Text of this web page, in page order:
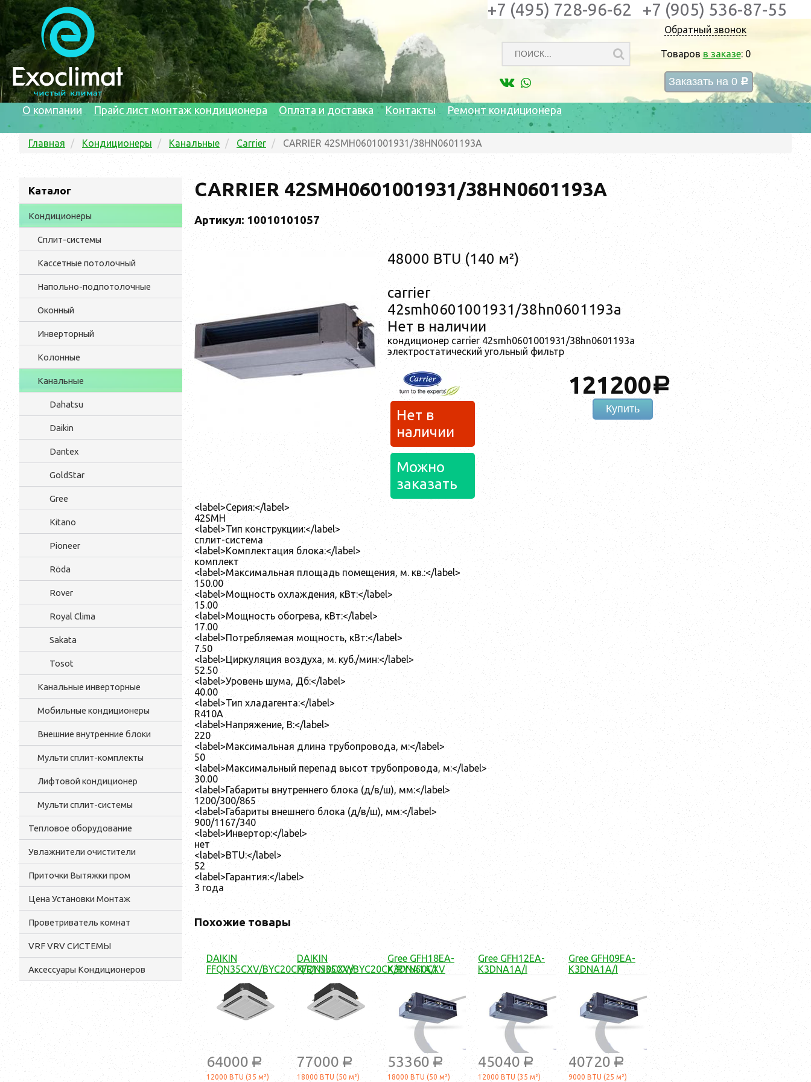
Обратный звонок
Товаров в заказе: 0
Заказать на 0 c
+7 (495) 728-96-62 +7 (905) 536-87-55
О компании Прайс лист монтаж кондиционера Оплата и доставка Контакты Ремонт кондиционера
Главная Кондиционеры Канальные Carrier CARRIER 42SMH0601001931/38HN0601193A
Каталог
Кондиционеры
Сплит-системы
Кассетные потолочный
Напольно-подпотолочные
Оконный
Инверторный
Колонные
Канальные
Dahatsu
Daikin
Dantex
GoldStar
Gree
Kitano
Pioneer
Röda
Rover
Royal Clima
Sakata
Tosot
Канальные инверторные
Мобильные кондиционеры
Внешние внутренние блоки
Мульти cплит-комплекты
Лифтовой кондиционер
Мульти сплит-системы
Тепловое оборудование
Увлажнители очистители
Приточки Вытяжки пром
Цена Установки Монтаж
Проветриватель комнат
VRF VRV СИСТЕМЫ
Аксессуары Кондиционеров
CARRIER 42SMH0601001931/38HN0601193A
Артикул: 10010101057
48000 BTU (140 м²)
carrier
42smh0601001931/38hn0601193a
Нет в наличии
кондиционер carrier 42smh0601001931/38hn0601193a
электростатический угольный фильтр
121200a
Купить
Нет в
наличии
Можно
заказать
<label>Серия:</label>
42SMH
<label>Тип конструкции:</label>
сплит-система
<label>Комплектация блока:</label>
комплект
<label>Максимальная площадь помещения, м. кв.:</label>
150.00
<label>Мощность охлаждения, кВт:</label>
15.00
<label>Мощность обогрева, кВт:</label>
17.00
<label>Потребляемая мощность, кВт:</label>
7.50
<label>Циркуляция воздуха, м. куб./мин:</label>
52.50
<label>Уровень шума, Дб:</label>
40.00
<label>Тип хладагента:</label>
R410A
<label>Напряжение, В:</label>
220
<label>Максимальная длина трубопровода, м:</label>
50
<label>Максимальный перепад высот трубопровода, м:</label>
30.00
<label>Габариты внутреннего блока (д/в/ш), мм:</label>
1200/300/865
<label>Габариты внешнего блока (д/в/ш), мм:</label>
900/1167/340
<label>Инвертор:</label>
нет
<label>BTU:</label>
52
<label>Гарантия:</label>
3 года
Похожие товары
DAIKIN
FFQN35CXV/BYC20CX/RYN35CXV
64000 a
12000 BTU (35 м²)
DAIKIN
FFQN50CXV/BYC20CX/RYN50CXV
77000 a
18000 BTU (50 м²)
Gree GFH18EA-
K3DNA1A/I
53360 a
18000 BTU (50 м²)
Gree GFH12EA-
K3DNA1A/I
45040 a
12000 BTU (35 м²)
Gree GFH09EA-
K3DNA1A/I
40720 a
9000 BTU (25 м²)